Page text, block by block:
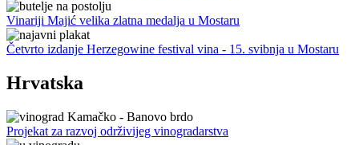
Vinariji Majić velika zlatna medalja u Mostaru
Četvrto izdanje Herzegowine festival vina - 15. svibnja u Mostaru
Hrvatska
Projekat za razvoj održivijeg vinogradarstva